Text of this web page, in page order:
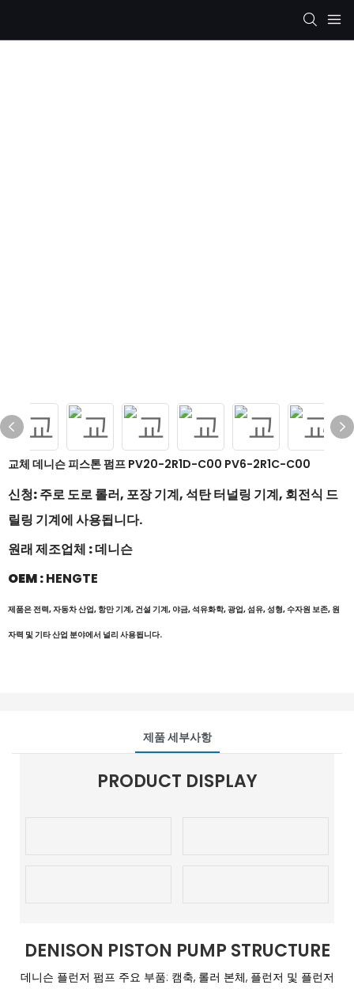
교체 데니슨 피스톤 펌프 PV20-2R1D-C00 PV6-2R1C-C00
신청:주로 도로 롤러, 포장 기계, 석탄 터널링 기계, 회전식 드
릴링 기계에 사용됩니다.
원래 제조업체 :데니슨
OEM :HENGTE
제품은 전력, 자동차 산업, 항만 기계, 건설 기계, 야금, 석유화학, 광업, 섬유, 성형, 수자원 보존, 원
자력 및 기타 산업 분야에서 널리 사용됩니다.
제품 세부사항
PRODUCT DISPLAY
DENISON PISTON PUMP STRUCTURE
데니슨 플런저 펌프 주요 부품: 캠축, 롤러 본체, 플런저 및 플런저